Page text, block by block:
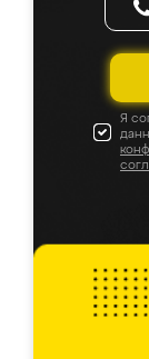
Я